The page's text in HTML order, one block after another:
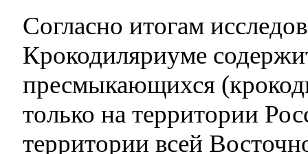
Согласно итогам
Крокодиляриуме
пресмыкающихся
только на территории
территории всей